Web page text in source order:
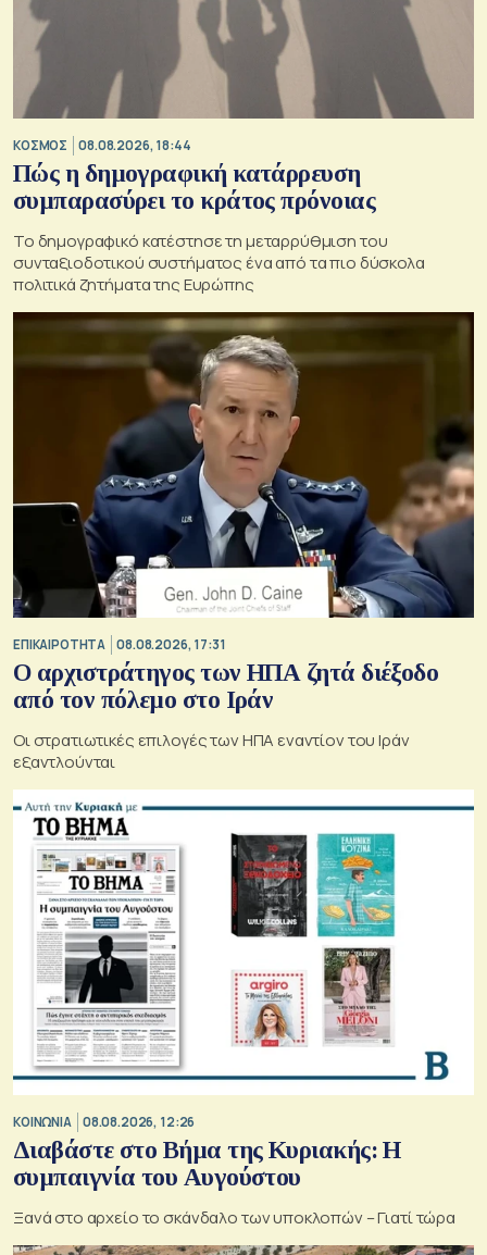
ΚΟΣΜΟΣ 08.08.2026, 18:44
Πώς η δημογραφική κατάρρευση
συμπαρασύρει το κράτος πρόνοιας
Το δημογραφικό κατέστησε τη μεταρρύθμιση του
συνταξιοδοτικού συστήματος ένα από τα πιο δύσκολα
πολιτικά ζητήματα της Ευρώπης
ΕΠΙΚΑΙΡΟΤΗΤΑ 08.08.2026, 17:31
Ο αρχιστράτηγος των ΗΠΑ ζητά διέξοδο
από τον πόλεμο στο Ιράν
Οι στρατιωτικές επιλογές των ΗΠΑ εναντίον του Ιράν
εξαντλούνται
ΚΟΙΝΩΝΙΑ 08.08.2026, 12:26
Διαβάστε στο Βήμα της Κυριακής: Η
συμπαιγνία του Αυγούστου
Ξανά στο αρχείο το σκάνδαλο των υποκλοπών – Γιατί τώρα